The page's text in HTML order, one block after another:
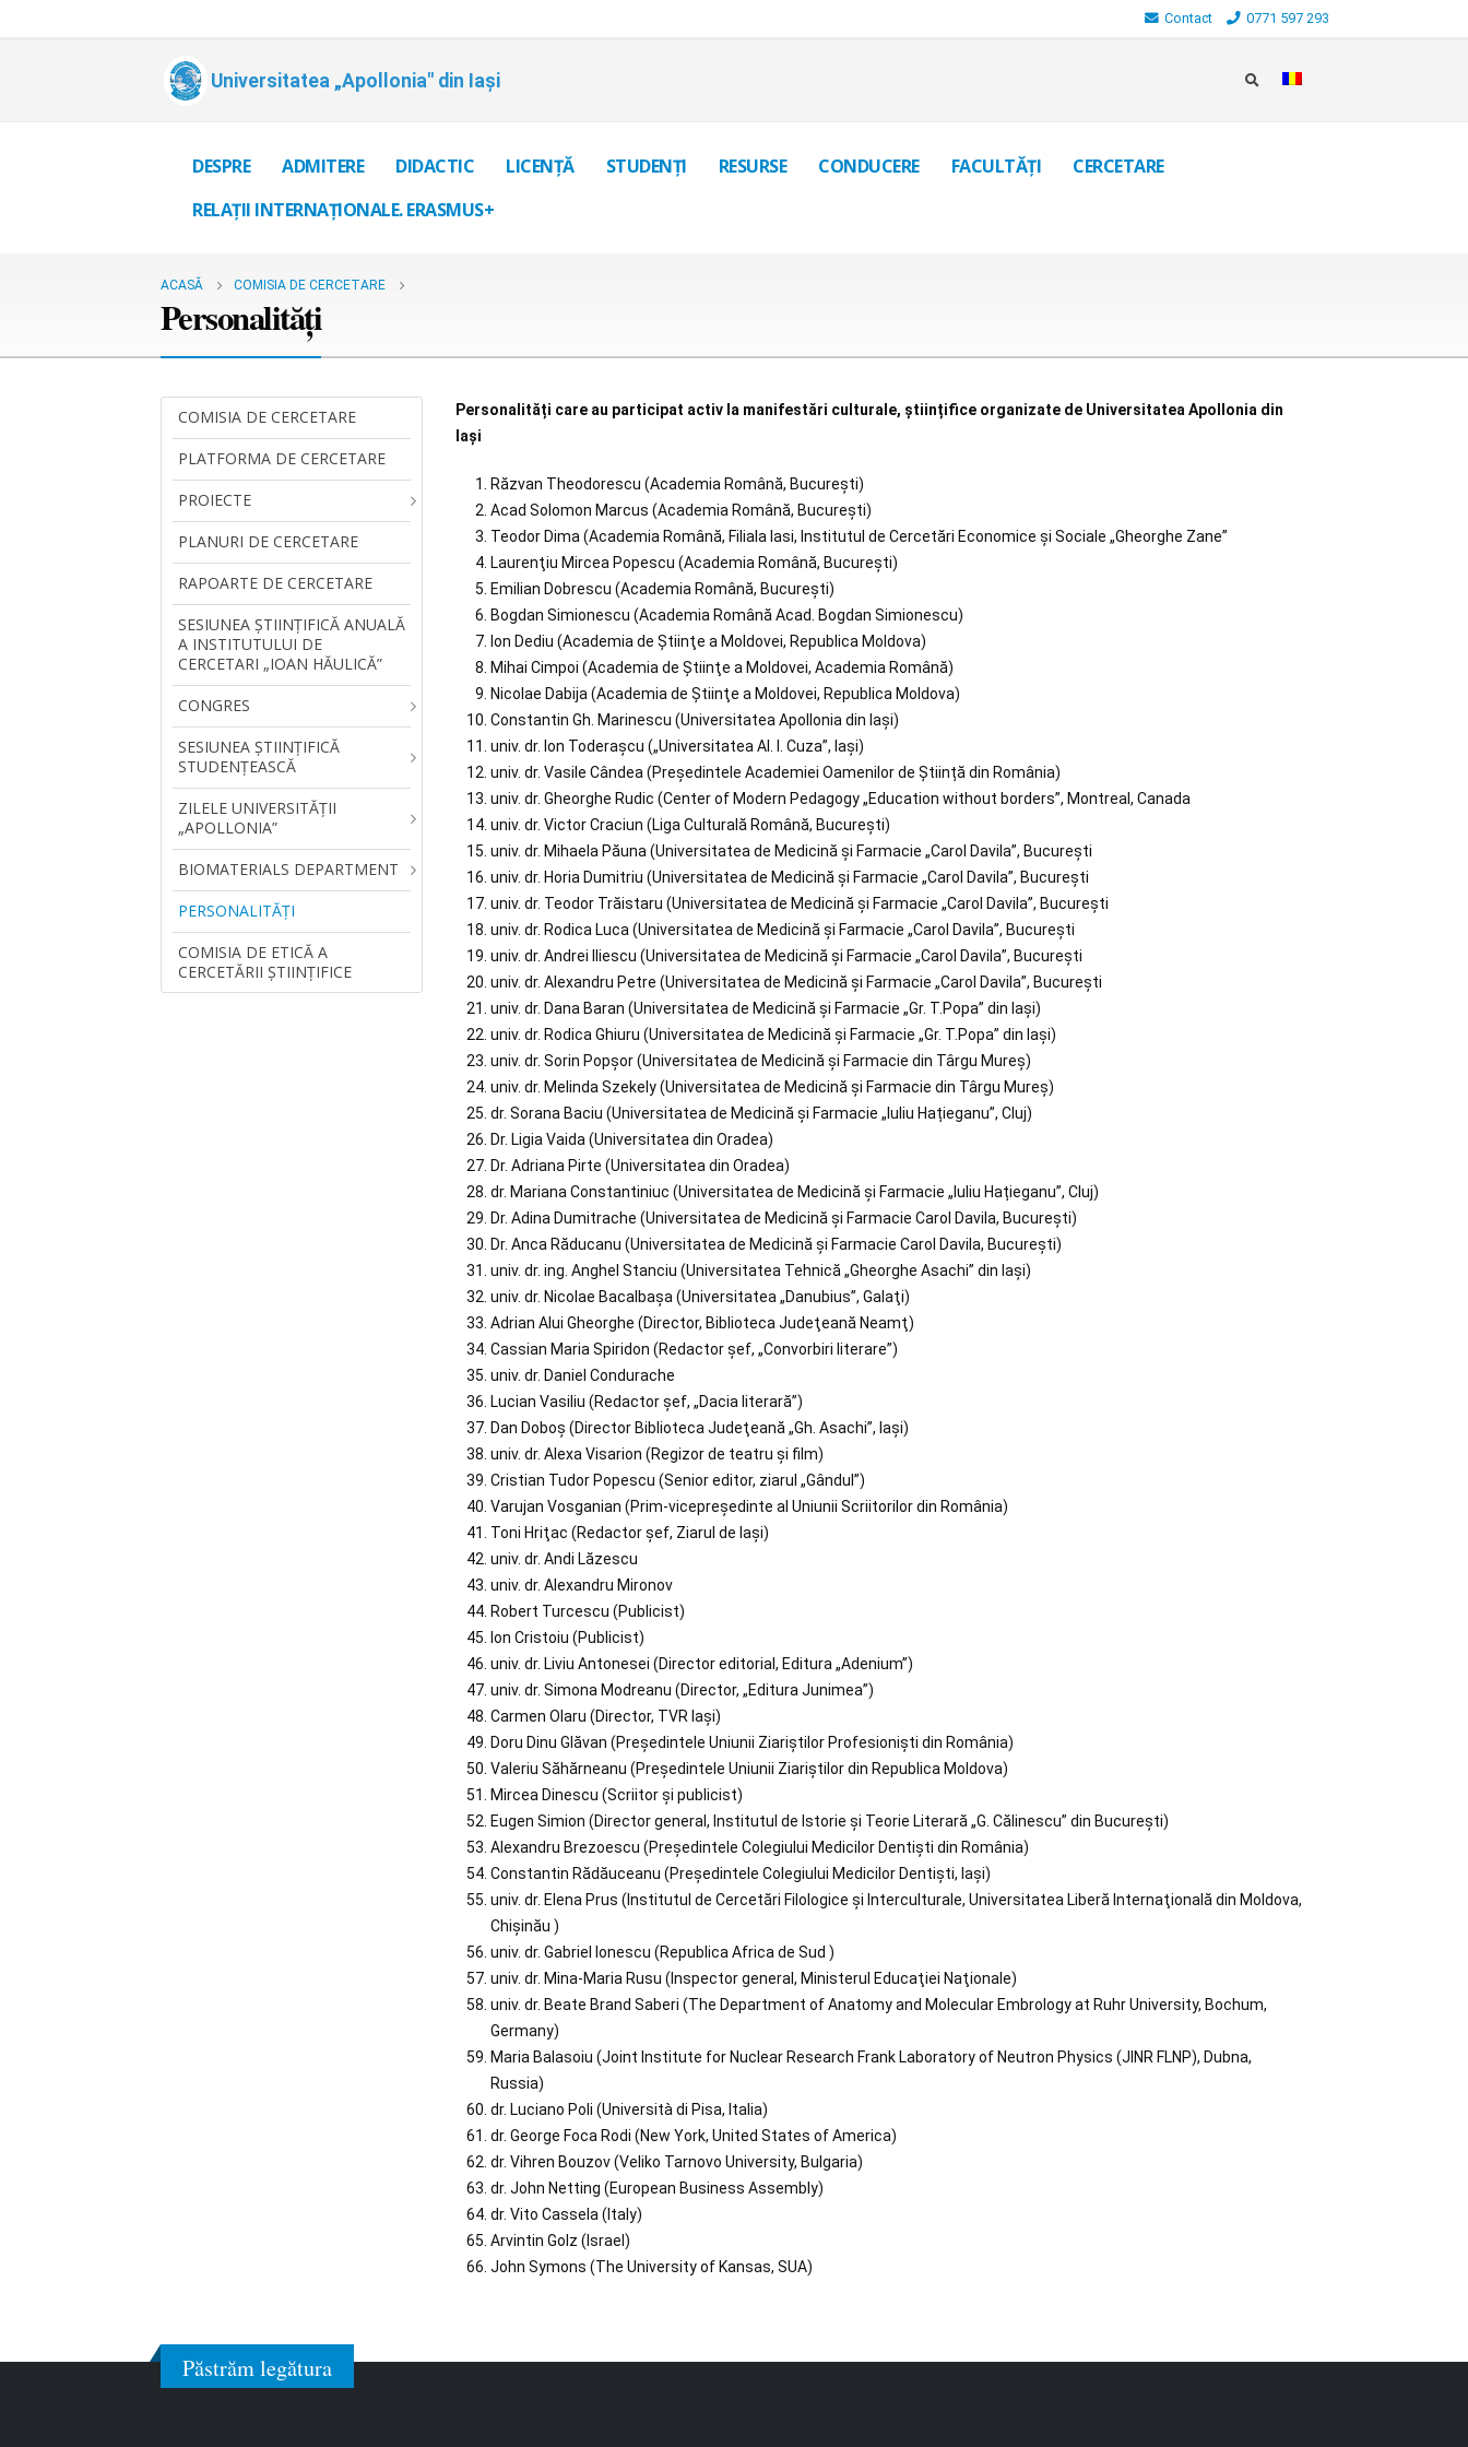
Contact 0771 597 293
Universitatea „Apollonia" din Iași
DESPRE ADMITERE DIDACTIC LICENȚĂ STUDENȚI RESURSE CONDUCERE FACULTĂȚI
CERCETARE
RELAȚII INTERNAȚIONALE. ERASMUS+
ACASĂ COMISIA DE CERCETARE
Personalităţi
COMISIA DE CERCETARE
PLATFORMA DE CERCETARE
PROIECTE
PLANURI DE CERCETARE
RAPOARTE DE CERCETARE
SESIUNEA ŞTIINŢIFICĂ ANUALĂ
A INSTITUTULUI DE
CERCETARI „IOAN HĂULICĂ”
CONGRES
SESIUNEA ȘTIINȚIFICĂ
STUDENȚEASCĂ
ZILELE UNIVERSITĂŢII
„APOLLONIA”
BIOMATERIALS DEPARTMENT
PERSONALITĂŢI
COMISIA DE ETICĂ A
CERCETĂRII ȘTIINȚIFICE
Personalități care au participat activ la manifestări culturale, științifice organizate de Universitatea Apollonia din
Iași
Răzvan Theodorescu (Academia Română, București)
Acad Solomon Marcus (Academia Română, București)
Teodor Dima (Academia Română, Filiala Iasi, Institutul de Cercetări Economice şi Sociale „Gheorghe Zane”
Laurenţiu Mircea Popescu (Academia Română, București)
Emilian Dobrescu (Academia Română, București)
Bogdan Simionescu (Academia Română Acad. Bogdan Simionescu)
Ion Dediu (Academia de Ştiinţe a Moldovei, Republica Moldova)
Mihai Cimpoi (Academia de Ştiinţe a Moldovei, Academia Română)
Nicolae Dabija (Academia de Ştiinţe a Moldovei, Republica Moldova)
Constantin Gh. Marinescu (Universitatea Apollonia din Iași)
univ. dr. Ion Toderaşcu („Universitatea Al. I. Cuza”, Iași)
univ. dr. Vasile Cândea (Președintele Academiei Oamenilor de Știință din România)
univ. dr. Gheorghe Rudic (Center of Modern Pedagogy „Education without borders”, Montreal, Canada
univ. dr. Victor Craciun (Liga Culturală Română, Bucureşti)
univ. dr. Mihaela Păuna (Universitatea de Medicină şi Farmacie „Carol Davila”, Bucureşti
univ. dr. Horia Dumitriu (Universitatea de Medicină şi Farmacie „Carol Davila”, Bucureşti
univ. dr. Teodor Trăistaru (Universitatea de Medicină şi Farmacie „Carol Davila”, Bucureşti
univ. dr. Rodica Luca (Universitatea de Medicină şi Farmacie „Carol Davila”, Bucureşti
univ. dr. Andrei Iliescu (Universitatea de Medicină şi Farmacie „Carol Davila”, Bucureşti
univ. dr. Alexandru Petre (Universitatea de Medicină şi Farmacie „Carol Davila”, Bucureşti
univ. dr. Dana Baran (Universitatea de Medicină şi Farmacie „Gr. T.Popa” din Iaşi)
univ. dr. Rodica Ghiuru (Universitatea de Medicină şi Farmacie „Gr. T.Popa” din Iaşi)
univ. dr. Sorin Popșor (Universitatea de Medicină și Farmacie din Târgu Mureș)
univ. dr. Melinda Szekely (Universitatea de Medicină și Farmacie din Târgu Mureș)
dr. Sorana Baciu (Universitatea de Medicină și Farmacie „Iuliu Hațieganu”, Cluj)
Dr. Ligia Vaida (Universitatea din Oradea)
Dr. Adriana Pirte (Universitatea din Oradea)
dr. Mariana Constantiniuc (Universitatea de Medicină și Farmacie „Iuliu Hațieganu”, Cluj)
Dr. Adina Dumitrache (Universitatea de Medicină și Farmacie Carol Davila, București)
Dr. Anca Răducanu (Universitatea de Medicină și Farmacie Carol Davila, București)
univ. dr. ing. Anghel Stanciu (Universitatea Tehnică „Gheorghe Asachi” din Iași)
univ. dr. Nicolae Bacalbașa (Universitatea „Danubius”, Galaţi)
Adrian Alui Gheorghe (Director, Biblioteca Judeţeană Neamţ)
Cassian Maria Spiridon (Redactor șef, „Convorbiri literare”)
univ. dr. Daniel Condurache
Lucian Vasiliu (Redactor şef, „Dacia literară”)
Dan Doboş (Director Biblioteca Judeţeană „Gh. Asachi”, Iaşi)
univ. dr. Alexa Visarion (Regizor de teatru şi film)
Cristian Tudor Popescu (Senior editor, ziarul „Gândul”)
Varujan Vosganian (Prim-vicepreşedinte al Uniunii Scriitorilor din România)
Toni Hriţac (Redactor şef, Ziarul de Iaşi)
univ. dr. Andi Lăzescu
univ. dr. Alexandru Mironov
Robert Turcescu (Publicist)
Ion Cristoiu (Publicist)
univ. dr. Liviu Antonesei (Director editorial, Editura „Adenium”)
univ. dr. Simona Modreanu (Director, „Editura Junimea”)
Carmen Olaru (Director, TVR Iaşi)
Doru Dinu Glăvan (Preşedintele Uniunii Ziariştilor Profesionişti din România)
Valeriu Săhărneanu (Preşedintele Uniunii Ziariştilor din Republica Moldova)
Mircea Dinescu (Scriitor și publicist)
Eugen Simion (Director general, Institutul de Istorie și Teorie Literară „G. Călinescu” din București)
Alexandru Brezoescu (Preşedintele Colegiului Medicilor Dentişti din România)
Constantin Rădăuceanu (Președintele Colegiului Medicilor Dentiști, Iași)
univ. dr. Elena Prus (Institutul de Cercetări Filologice şi Interculturale, Universitatea Liberă Internaţională din Moldova,
Chişinău )
univ. dr. Gabriel Ionescu (Republica Africa de Sud )
univ. dr. Mina-Maria Rusu (Inspector general, Ministerul Educaţiei Naţionale)
univ. dr. Beate Brand Saberi (The Department of Anatomy and Molecular Embrology at Ruhr University, Bochum,
Germany)
Maria Balasoiu (Joint Institute for Nuclear Research Frank Laboratory of Neutron Physics (JINR FLNP), Dubna,
Russia)
dr. Luciano Poli (Università di Pisa, Italia)
dr. George Foca Rodi (New York, United States of America)
dr. Vihren Bouzov (Veliko Tarnovo University, Bulgaria)
dr. John Netting (European Business Assembly)
dr. Vito Cassela (Italy)
Arvintin Golz (Israel)
John Symons (The University of Kansas, SUA)
Păstrăm legătura